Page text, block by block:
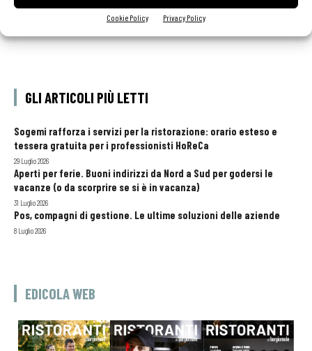
Cookie Policy Privacy Policy
GLI ARTICOLI PIÙ LETTI
Sogemi rafforza i servizi per la ristorazione: orario esteso e
tessera gratuita per i professionisti HoReCa
29 Luglio 2026
Aperti per ferie. Buoni indirizzi da Nord a Sud per godersi le
vacanze (o da scorprire se si è in vacanza)
31 Luglio 2026
Pos, compagni di gestione. Le ultime soluzioni delle aziende
8 Luglio 2026
EDICOLA WEB